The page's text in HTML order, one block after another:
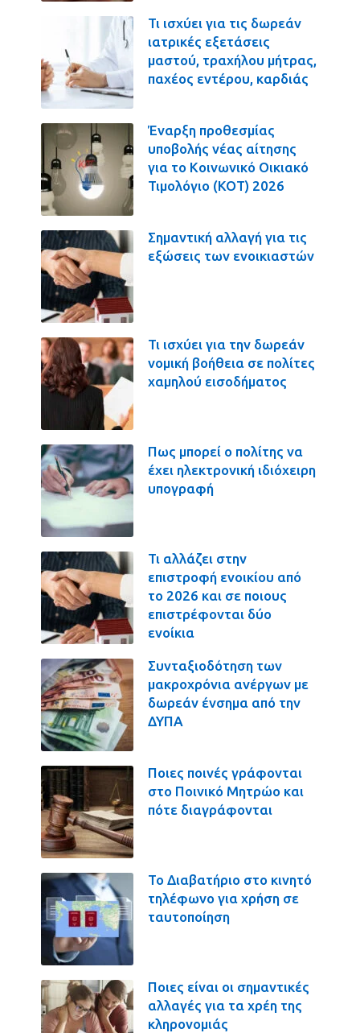
Τι ισχύει για τις δωρεάν
ιατρικές εξετάσεις
μαστού, τραχήλου μήτρας,
παχέος εντέρου, καρδιάς
Έναρξη προθεσμίας
υποβολής νέας αίτησης
για το Κοινωνικό Οικιακό
Τιμολόγιο (ΚΟΤ) 2026
Σημαντική αλλαγή για τις
εξώσεις των ενοικιαστών
Τι ισχύει για την δωρεάν
νομική βοήθεια σε πολίτες
χαμηλού εισοδήματος
Πως μπορεί ο πολίτης να
έχει ηλεκτρονική ιδιόχειρη
υπογραφή
Τι αλλάζει στην
επιστροφή ενοικίου από
το 2026 και σε ποιους
επιστρέφονται δύο
ενοίκια
Συνταξιοδότηση των
μακροχρόνια ανέργων με
δωρεάν ένσημα από την
ΔΥΠΑ
Ποιες ποινές γράφονται
στο Ποινικό Μητρώο και
πότε διαγράφονται
Το Διαβατήριο στο κινητό
τηλέφωνο για χρήση σε
ταυτοποίηση
Ποιες είναι οι σημαντικές
αλλαγές για τα χρέη της
κληρονομιάς